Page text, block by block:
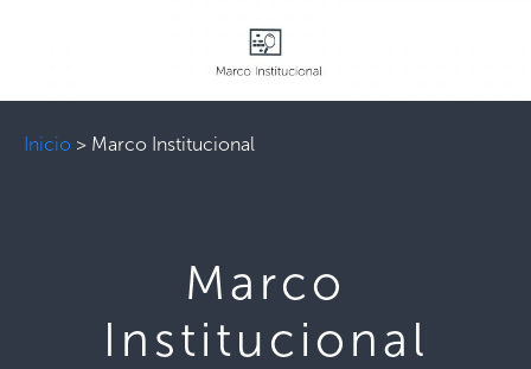
Inicio > Marco Institucional
Marco
Institucional